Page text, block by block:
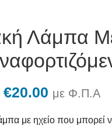
Λάμπα
€20.00 με Φ.Π.Α
με ηχείο που μπορεί